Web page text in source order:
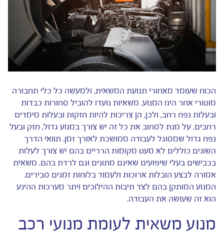
הכוח שעומד מאחורי תנועת המשאית, ולמעשה כל כלי תחבורה
מוטורי אחר הינו המנוע. משאיות נועדו להוביל סחורות כבדות
ובעלות נפח רחב, ולכן, הן צריכות להיות חזקות ובעלות מימדים
רחבים. על מנת לסחוב את כל זה יש צורך במנוע גדול, חזק ובעל
נפח גדול שמסוגל לעבודה ממושכת לאורך זמן. תוואי הדרך
השונים כוללים לא מעט מקומות הרריים בהם יש צורך לעלות
בכבישים בעלי שיפועים שאינם מתונים וגם לרדת בהם. משאית
אמורה לבצע הובלות ארוכות ולעמוד בלוחות זמנים סבירים.
המנוע המותקן בהם לצד תיבות ההילוכים ויתר מערכות ההינע
הוא זה שעושה את העבודה.
מנוע משאית לעומת מנועי רכב